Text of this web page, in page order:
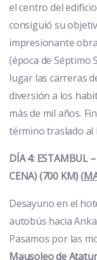
el centro del
consiguió su
impresionante
(época de Séptimo
lugar las carreras
diversión a los
más de mil años.
término traslado al
DÍA 4: ESTAMBUL
CENA) (700 KM)(
Desayuno en el
autobús hacia
Pasamos por las
Mausoleo de